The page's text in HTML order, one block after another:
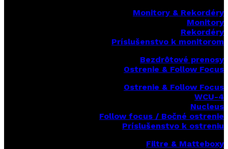
Monitory & Rekordéry
Monitory
Rekordéry
Príslušenstvo k monitorom
Bezdrôtové prenosy
Ostrenie & Follow Focus
Ostrenie & Follow Focus
WCU-4
Nucleus
Follow focus / Bočné ostrenie
Príslušenstvo k ostreniu
Filtre & Matteboxy